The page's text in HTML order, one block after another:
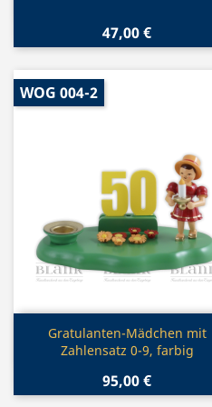
47,00 €
Vorschau
Gratulanten-Mädchen mit
Zahlensatz 0-9, farbig
95,00 €
WOG 004-2